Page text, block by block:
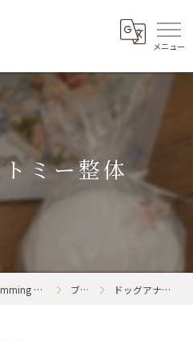
ミー整体
瑞穂区のペットサロンならTrimming & BodyCare COCORISH ブログ ドッグアナトミー整体